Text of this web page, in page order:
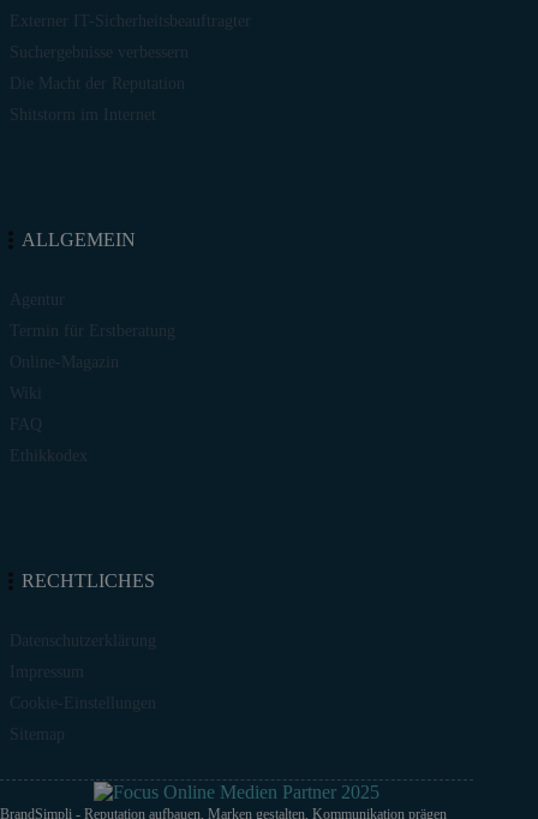
Externer IT-Sicherheitsbeauftragter
Suchergebnisse verbessern
Die Macht der Reputation
Shitstorm im Internet
ALLGEMEIN
Agentur
Termin für Erstberatung
Online-Magazin
Wiki
FAQ
Ethikkodex
RECHTLICHES
Datenschutzerklärung
Impressum
Cookie-Einstellungen
Sitemap
BrandSimpli - Reputation aufbauen, Marken gestalten, Kommunikation prägen